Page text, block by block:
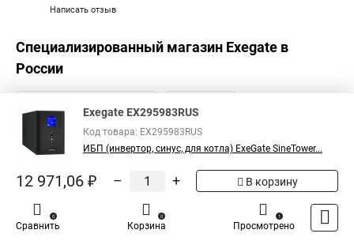
Написать отзыв
Специализированный магазин Exegate в
России
Exegate EX295983RUS
Код товара: EX295983RUS
ИБП (инвертор, синус, для котла) ExeGate SineTower...
12 971,06 ₽ – + В корзину
Сравнить
0
Корзина
0
Просмотрено
1